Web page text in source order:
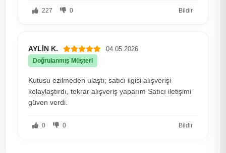
227 0 Bildir
AYLİN K. 04.05.2026
Doğrulanmış Müşteri
Kutusu ezilmeden ulaştı; satıcı ilgisi alışverişi
kolaylaştırdı, tekrar alışveriş yaparım Satıcı iletişimi
güven verdi.
0 0 Bildir